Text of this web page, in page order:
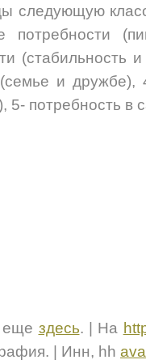
следующую
потребности
(стабильность
и дружбе),
потребность в
еще здесь. | На
| Инн, hh